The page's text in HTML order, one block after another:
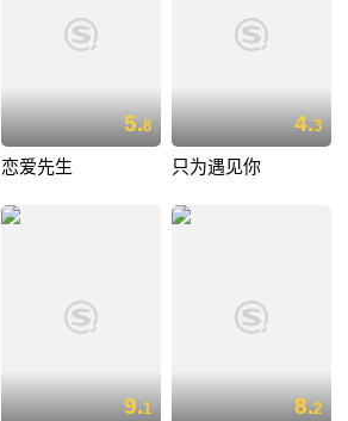
5.8
恋爱先生
4.3
只为遇见你
9.1 8.2